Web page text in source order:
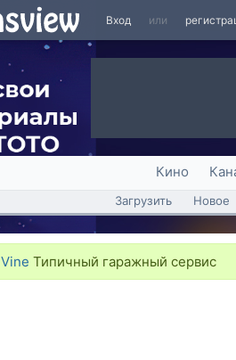
Вход или
Кино
Загрузить Новое
Vine Типичный гаражный сервис